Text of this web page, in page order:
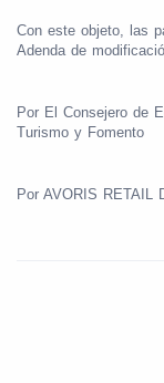
Con este objeto, las
Adenda de
Por El Consejero de
Turismo y Fomento
Por AVORIS RETAIL